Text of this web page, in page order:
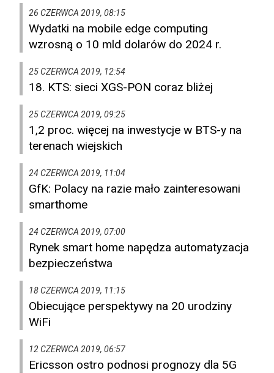
26 CZERWCA 2019, 08:15
Wydatki na mobile edge computing
wzrosną o 10 mld dolarów do 2024 r.
25 CZERWCA 2019, 12:54
18. KTS: sieci XGS-PON coraz bliżej
25 CZERWCA 2019, 09:25
1,2 proc. więcej na inwestycje w BTS-y na
terenach wiejskich
24 CZERWCA 2019, 11:04
GfK: Polacy na razie mało zainteresowani
smarthome
24 CZERWCA 2019, 07:00
Rynek smart home napędza automatyzacja
bezpieczeństwa
18 CZERWCA 2019, 11:15
Obiecujące perspektywy na 20 urodziny
WiFi
12 CZERWCA 2019, 06:57
Ericsson ostro podnosi prognozy dla 5G